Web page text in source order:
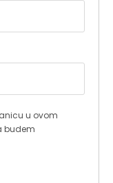
u ovom
budem